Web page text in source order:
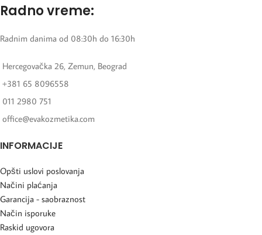
Radno vreme:
Radnim danima od 08:30h do 16:30h
Hercegovačka 26, Zemun, Beograd
+381 65 8096558
011 2980 751
office@evakozmetika.com
INFORMACIJE
Opšti uslovi poslovanja
Načini plaćanja
Garancija - saobraznost
Način isporuke
Raskid ugovora